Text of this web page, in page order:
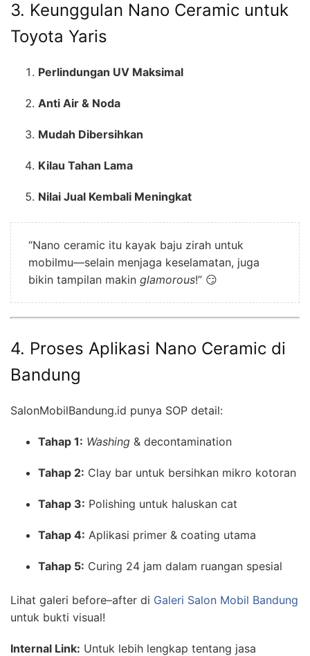
3. Keunggulan Nano Ceramic untuk
Toyota Yaris
Perlindungan UV Maksimal
Anti Air & Noda
Mudah Dibersihkan
Kilau Tahan Lama
Nilai Jual Kembali Meningkat
“Nano ceramic itu kayak baju zirah untuk
mobilmu—selain menjaga keselamatan, juga
bikin tampilan makin glamorous!” 😏
4. Proses Aplikasi Nano Ceramic di
Bandung
SalonMobilBandung.id punya SOP detail:
Tahap 1: Washing & decontamination
Tahap 2: Clay bar untuk bersihkan mikro kotoran
Tahap 3: Polishing untuk haluskan cat
Tahap 4: Aplikasi primer & coating utama
Tahap 5: Curing 24 jam dalam ruangan spesial
Lihat galeri before–after di Galeri Salon Mobil Bandung
untuk bukti visual!
Internal Link: Untuk lebih lengkap tentang jasa